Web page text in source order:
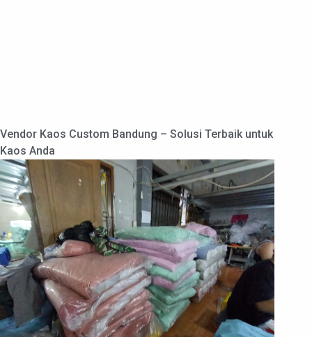
Vendor Kaos Custom Bandung – Solusi Terbaik untuk
Kaos Anda